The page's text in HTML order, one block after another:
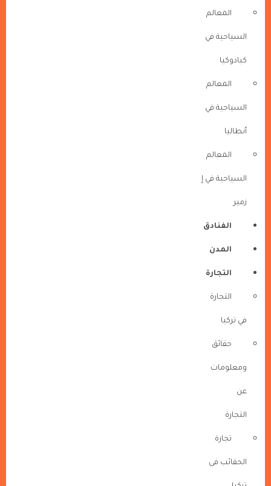
المعالم
السياحية في
كبادوكيا
المعالم
السياحية في
أنطاليا
المعالم
السياحية في إ
زمير
الفنادق
المدن
التجارة
التجارة
في تركيا
حقائق
ومعلومات
عن
التجارة
تجارة
الحقائب فى